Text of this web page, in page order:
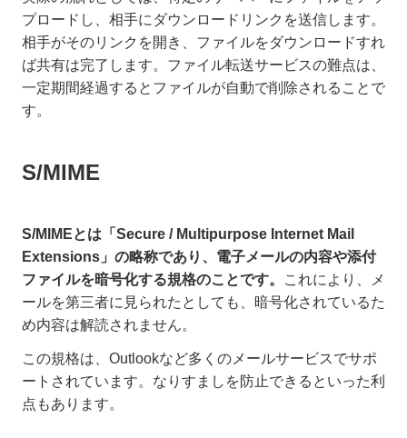
プロードし、相手にダウンロードリンクを送信します。
相手がそのリンクを開き、ファイルをダウンロードすれ
ば共有は完了します。ファイル転送サービスの難点は、
一定期間経過するとファイルが自動で削除されることで
す。
S/MIME
S/MIMEとは「Secure / Multipurpose Internet Mail
Extensions」の略称であり、電子メールの内容や添付
ファイルを暗号化する規格のことです。
これにより、メ
ールを第三者に見られたとしても、暗号化されているた
め内容は解読されません。
この規格は、Outlookなど多くのメールサービスでサポ
ートされています。なりすましを防止できるといった利
点もあります。